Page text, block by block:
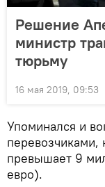
Решение
министр
тюрьму
16 мая 2019, 09:53
Упоминался и
перевозчиками,
превышает 9
евро).